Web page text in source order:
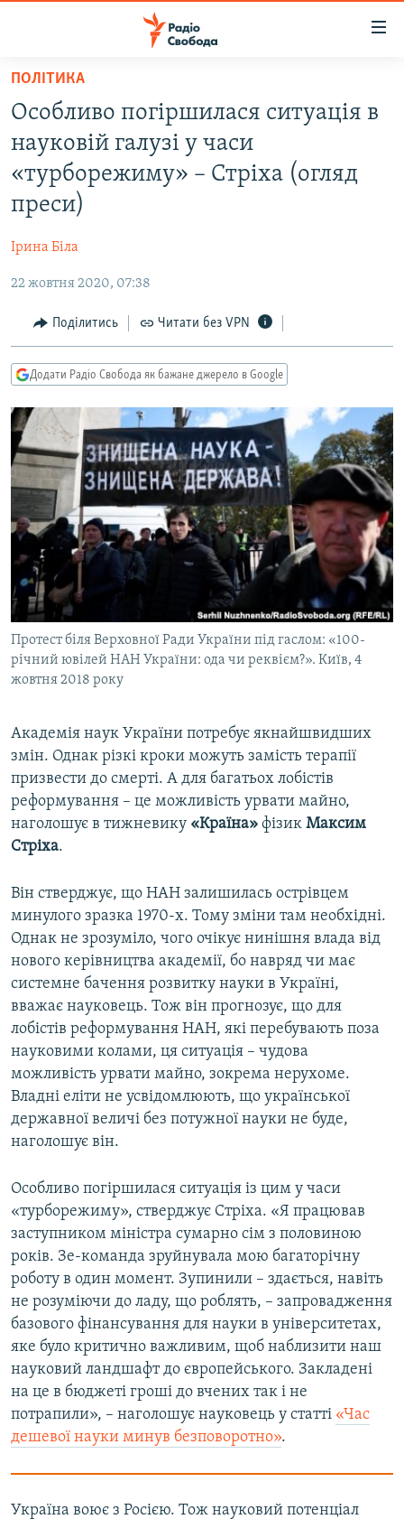
Перейти
основного
матеріалу
Перейти
до
основної
Перейти
до
РАДІО СВОБОДА – 70 РОКІВ
СТАТТІ
ПОЛІТИКА
КУЛЬТУРА
СПОРТ
СВІТ
ДОНБАС.РЕАЛІЇ
КРИМ.РЕАЛІЇ
ТИ ЯК?
КИТАЙ.ВИКЛИКИ
МУЛЬТИМЕДІА
ФОТО
СПЕЦПРОЄКТИ
ПОДКАСТИ
КРИМ РЕАЛІЇ
РУС
УКР
КТАТ
Усі сайти RFE/RL
ПОЛІТИКА
Особливо погіршилася ситуація в
науковій галузі у часи
«турборежиму» – Стріха (огляд
преси)
Ірина Біла
22 жовтня 2020, 07:38
Поділитись Читати без VPN
Додати Радіо Свобода як бажане джерело в Google
Протест біля Верховної Ради України під гаслом: «100-
річний ювілей НАН України: ода чи реквієм?». Київ, 4
жовтня 2018 року
Академія наук України потребує якнайшвидших
змін. Однак різкі кроки можуть замість терапії
призвести до смерті. А для багатьох лобістів
реформування – це можливість урвати майно,
наголошує в тижневику «Країна» фізик Максим
Стріха.
Він стверджує, що НАН залишилась острівцем
минулого зразка 1970-х. Тому зміни там необхідні.
Однак не зрозуміло, чого очікує нинішня влада від
нового керівництва академії, бо навряд чи має
системне бачення розвитку науки в Україні,
вважає науковець. Тож він прогнозує, що для
лобістів реформування НАН, які перебувають поза
науковими колами, ця ситуація – чудова
можливість урвати майно, зокрема нерухоме.
Владні еліти не усвідомлюють, що української
державної величі без потужної науки не буде,
наголошує він.
Особливо погіршилася ситуація із цим у часи
«турборежиму», стверджує Стріха. «Я працював
заступником міністра сумарно сім з половиною
років. Зе-команда зруйнувала мою багаторічну
роботу в один момент. Зупинили – здається, навіть
не розуміючи до ладу, що роблять, – запровадження
базового фінансування для науки в університетах,
яке було критично важливим, щоб наблизити наш
науковий ландшафт до європейського. Закладені
на це в бюджеті гроші до вчених так і не
потрапили», – наголошує науковець у статті «Час
дешевої науки минув безповоротно».
Україна воює з Росією. Тож науковий потенціал